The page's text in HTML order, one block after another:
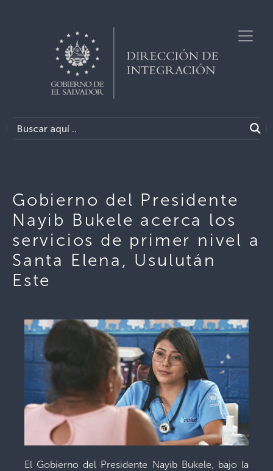
Gobierno del Presidente
Nayib Bukele acerca los
servicios de primer nivel a
Santa Elena, Usulután
Este
El Gobierno del Presidente Nayib Bukele, bajo la